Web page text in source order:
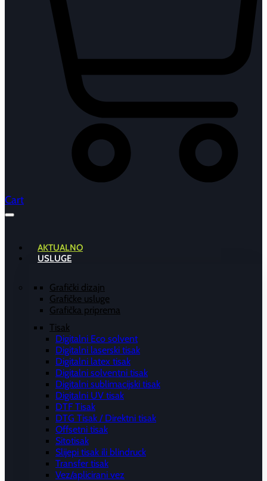
Cart
AKTUALNO
USLUGE
Grafički dizajn
Grafičke usluge
Grafička priprema
Tisak
Digitalni Eco solvent
Digitalni laserski tisak
Digitalni latex tisak
Digitalni solventni tisak
Digitalni sublimacijski tisak
Digitalni UV tisak
DTF Tisak
DTG Tisak / Direktni tisak
Offsetni tisak
Sitotisak
Slijepi tisak ili blindruck
Transfer tisak
Vez/aplicirani vez